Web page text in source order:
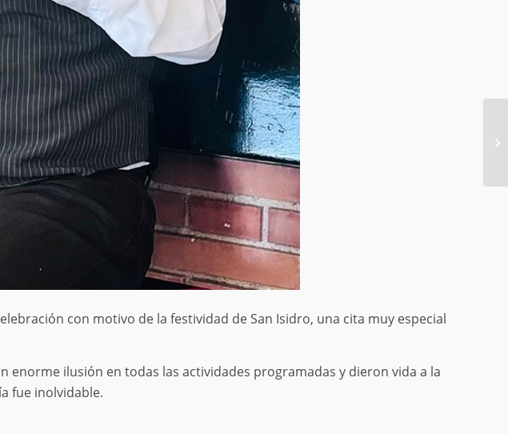
con motivo de la festividad de San Isidro, una cita muy especial
ilusión en todas las actividades programadas y dieron vida a la
fue inolvidable.